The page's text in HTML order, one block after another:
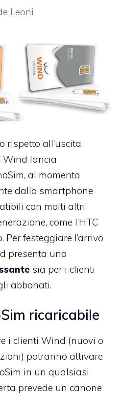
Leoni
rispetto all’uscita
Wind lancia
, al momento
dallo smartphone
con molti altri
come l’HTC
Per festeggiare l’arrivo
presenta una
sia per i clienti
abbonati.
ricaricabile
i clienti Wind (nuovi o
potranno attivare
in un qualsiasi
prevede un canone